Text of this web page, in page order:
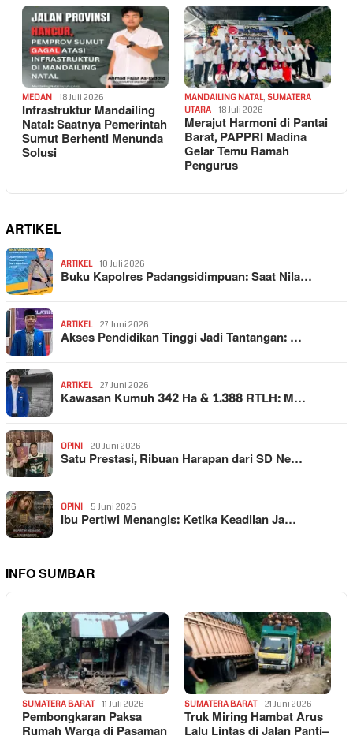
MEDAN 18 Juli 2026
Infrastruktur Mandailing
Natal: Saatnya Pemerintah
Sumut Berhenti Menunda
Solusi
MANDAILING NATAL, SUMATERA
UTARA
18 Juli 2026
Merajut Harmoni di Pantai
Barat, PAPPRI Madina
Gelar Temu Ramah
Pengurus
ARTIKEL
ARTIKEL 10 Juli 2026
Buku Kapolres Padangsidimpuan: Saat Nila…
ARTIKEL 27 Juni 2026
Akses Pendidikan Tinggi Jadi Tantangan: …
ARTIKEL 27 Juni 2026
Kawasan Kumuh 342 Ha & 1.388 RTLH: M…
OPINI 20 Juni 2026
Satu Prestasi, Ribuan Harapan dari SD Ne…
OPINI 5 Juni 2026
Ibu Pertiwi Menangis: Ketika Keadilan Ja…
INFO SUMBAR
SUMATERA BARAT 11 Juli 2026
Pembongkaran Paksa
SUMATERA BARAT 21 Juni 2026
Truk Miring Hambat Arus